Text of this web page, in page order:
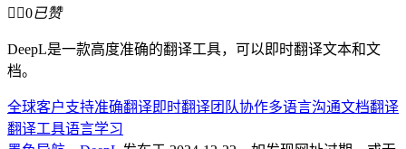
 0已赞
DeepL是一款高度准确的翻译工具，可以即时翻译文本和文
档。
全球客户支持准确翻译即时翻译团队协作多语言沟通文档翻译
翻译工具语言学习